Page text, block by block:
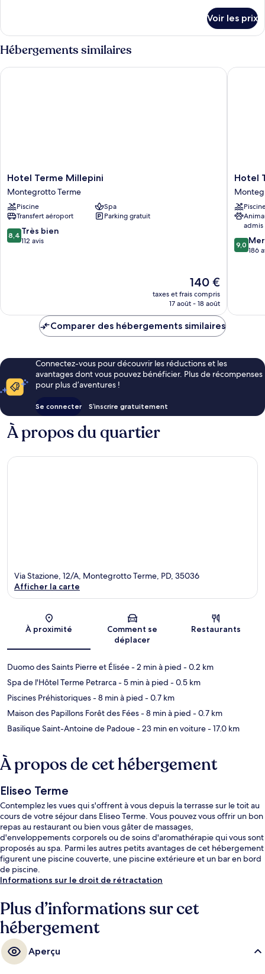
le
type
de
chambre
Chambre
Voir les prix
Hébergements similaires
Hotel
Terme
Millepini
Montegrotto
Terme
Hotel Terme Millepini
Montegrotto Terme
Piscine
Spa
Transfert aéroport
Parking gratuit
8.4
sur
8,4 Très bien
112 avis
Le
nouveau
prix
de
140 €
taxes et frais compris
17 août - 18 août
Hotel Terme Millepini
Hotel
Terme
Delle
Nazioni
Terme
Hotel
admis
9.0
sur
9,0
186
Hotel
Comparer des hébergements similaires
Connectez-vous pour découvrir les réductions et les
avantages dont vous pouvez bénéficier. Plus de récompenses
pour plus d’aventures !
Se connecter S’inscrire gratuitement
À propos du quartier
Carte
Via Stazione, 12/A, Montegrotto Terme, PD, 35036
Afficher la carte
À proximité
Comment se
déplacer
Restaurants
Duomo des Saints Pierre et Élisée- 2 min à pied - 0.2 km
Spa de l'Hôtel Terme Petrarca- 5 min à pied - 0.5 km
Piscines Préhistoriques- 8 min à pied - 0.7 km
Maison des Papillons Forêt des Fées- 8 min à pied - 0.7 km
Basilique Saint-Antoine de Padoue- 23 min en voiture- 17.0 km
À propos de cet hébergement
Eliseo Terme
Contemplez les vues qui s'offrent à vous depuis la terrasse sur le toit au
cours de votre séjour dans Eliseo Terme. Vous pouvez vous offrir un bon
repas au restaurant ou bien vous gâter de massages,
d'enveloppements corporels ou de soins d'aromathérapie qui vous sont
proposés au spa. Parmi les autres petits avantages de cet hébergement
figurent une piscine couverte, une piscine extérieure et un bar en bord
de piscine.
Informations sur le droit de rétractation
Plus d’informations sur cet
hébergement
Aperçu